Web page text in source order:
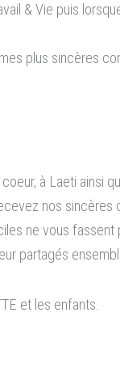
& Vie puis
plus sincères
à Laeti ainsi
nos sincères
ne vous fassent
partagés
et les enfants.